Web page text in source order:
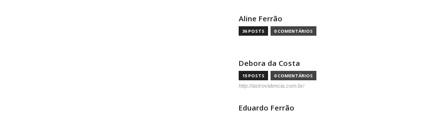
Aline Ferrão
36 POSTS 0 COMENTÁRIOS
Debora da Costa
15 POSTS 0 COMENTÁRIOS
http://astrovidencia.com.br/
Eduardo Ferrão